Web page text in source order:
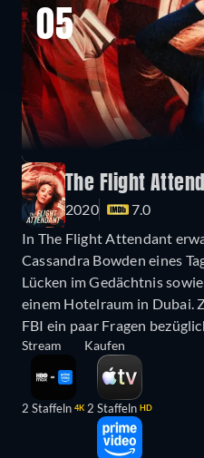
05
The Flight
2020
7.0
In The Flight Attendant
Cassandra Bowden eines
Lücken im Gedächtnis
einem Hotelraum in Dubai.
FBI ein paar Fragen
Stream
2 Staffeln 4K
Kaufen
2 Staffeln HD